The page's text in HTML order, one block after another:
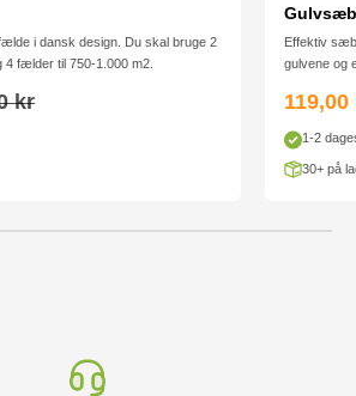
i dansk design. Du skal bruge 2
fælder til 750-1.000 m2.
kr
Effektiv
gulvene og
119,00
1-2
30+ på